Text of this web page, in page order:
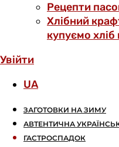
Рецепти
Хлібний
купуємо хліб
Увійти
UA
ЗАГОТОВКИ НА ЗИМУ
АВТЕНТИЧНА
ГАСТРОСПАДОК